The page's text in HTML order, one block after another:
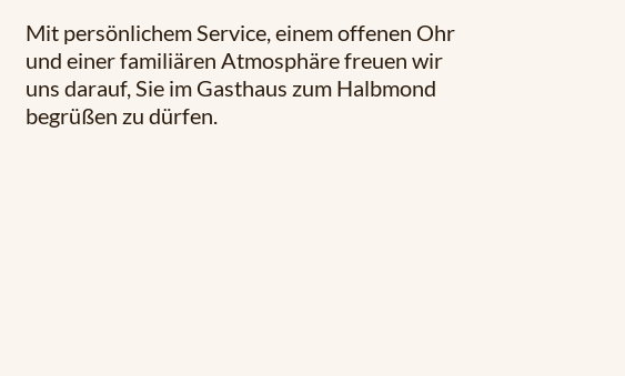
Mit persönlichem Service, einem offenen Ohr
und einer familiären Atmosphäre freuen wir
uns darauf, Sie im Gasthaus zum Halbmond
begrüßen zu dürfen.